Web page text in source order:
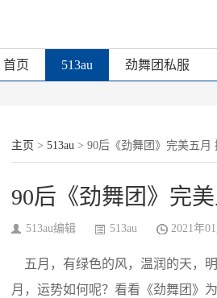
首页 513au 劲舞团私服
主页 > 513au > 90后《劲舞团》完美五月
90后《劲舞团》完
513au编辑 513au 2021年
五月，有绿色的风，温润的天，
月，运势如何呢？看看《劲舞团》